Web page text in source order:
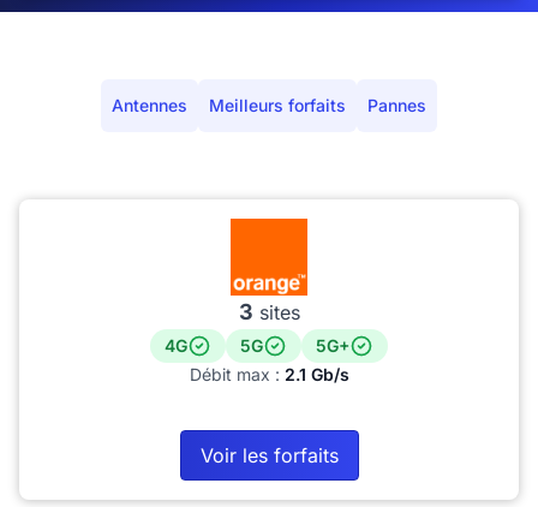
Antennes Meilleurs forfaits Pannes
3 sites
4G 5G
5G+
Débit max : 2.1 Gb/s
Voir les forfaits